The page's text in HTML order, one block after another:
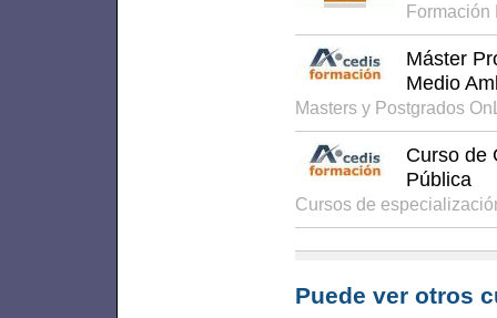
Formación
Máster
Medio
Masters y Postgrados
Curso de
Pública
Cursos de
Puede ver otros